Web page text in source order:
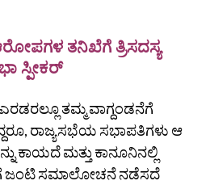
ತನಿಖೆಗೆ ತ್ರಿಸದಸ್ಯ
ಸ್ಪೀಕರ್
ತಮ್ಮ ವಾಗ್ದಂಡನೆಗೆ
ರಾಜ್ಯಸಭೆಯ ಸಭಾಪತಿಗಳು ಆ
ಕಾಯದೆ ಮತ್ತು ಕಾನೂನಿನಲ್ಲಿ
ಜಂಟಿ ಸಮಾಲೋಚನೆ ನಡೆಸದೆ